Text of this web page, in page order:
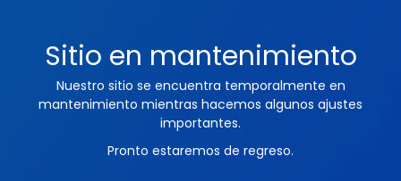
Sitio en mantenimiento
Nuestro sitio se encuentra temporalmente en
mantenimiento mientras hacemos algunos ajustes
importantes.
Pronto estaremos de regreso.